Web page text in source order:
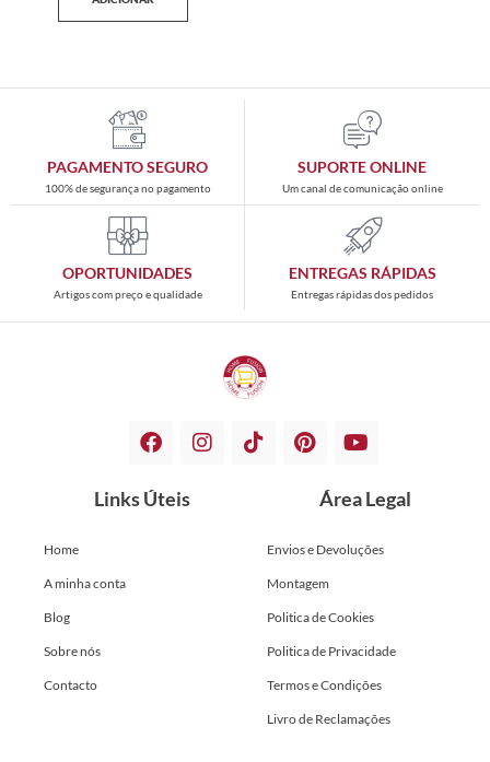
PAGAMENTO SEGURO
100% de segurança no pagamento
SUPORTE ONLINE
Um canal de comunicação online
OPORTUNIDADES
Artigos com preço e qualidade
ENTREGAS RÁPIDAS
Entregas rápidas dos pedidos
Links Úteis
Home
A minha conta
Blog
Sobre nós
Contacto
Área Legal
Envios e Devoluções
Montagem
Politica de Cookies
Politica de Privacidade
Termos e Condições
Livro de Reclamações